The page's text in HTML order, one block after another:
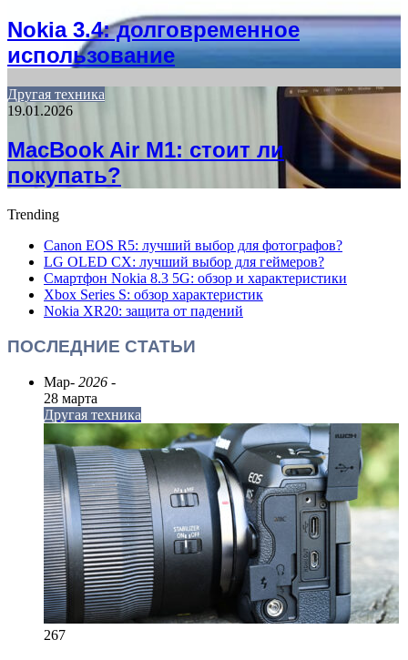
Nokia 3.4: долговременное
использование
Другая техника
19.01.2026
MacBook Air M1: стоит ли
покупать?
Trending
Canon EOS R5: лучший выбор для фотографов?
LG OLED CX: лучший выбор для геймеров?
Смартфон Nokia 8.3 5G: обзор и характеристики
Xbox Series S: обзор характеристик
Nokia XR20: защита от падений
ПОСЛЕДНИЕ СТАТЬИ
Мар- 2026 -
28 марта
Другая техника
267